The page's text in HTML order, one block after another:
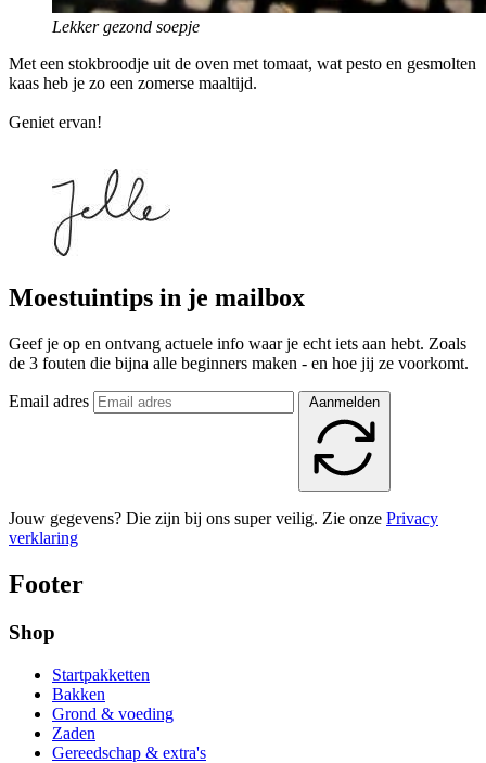
Lekker gezond soepje
Met een stokbroodje uit de oven met tomaat, wat pesto en gesmolten
kaas heb je zo een zomerse maaltijd.
Geniet ervan!
Moestuintips in je mailbox
Geef je op en ontvang actuele info waar je echt iets aan hebt. Zoals
de 3 fouten die bijna alle beginners maken - en hoe jij ze voorkomt.
Email adres Aanmelden
Jouw gegevens? Die zijn bij ons super veilig. Zie onze Privacy
verklaring
Footer
Shop
Startpakketten
Bakken
Grond & voeding
Zaden
Gereedschap & extra's